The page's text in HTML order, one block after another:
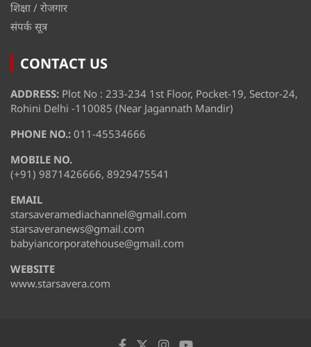
शिक्षा / रोजगार
संपर्क सूत्र
CONTACT US
ADDRESS: Plot No : 233-234 1st Floor, Pocket-19, Sector-24,
Rohini Delhi -110085 (Near Jagannath Mandir)
PHONE NO.: 011-45534666
MOBILE NO.
(+91) 9871426666, 8929475541
EMAIL
starsaveramediachannel@gmail.com
starsaveranews@gmail.com
babyiancorporatehouse@gmail.com
WEBSITE
www.starsavera.com